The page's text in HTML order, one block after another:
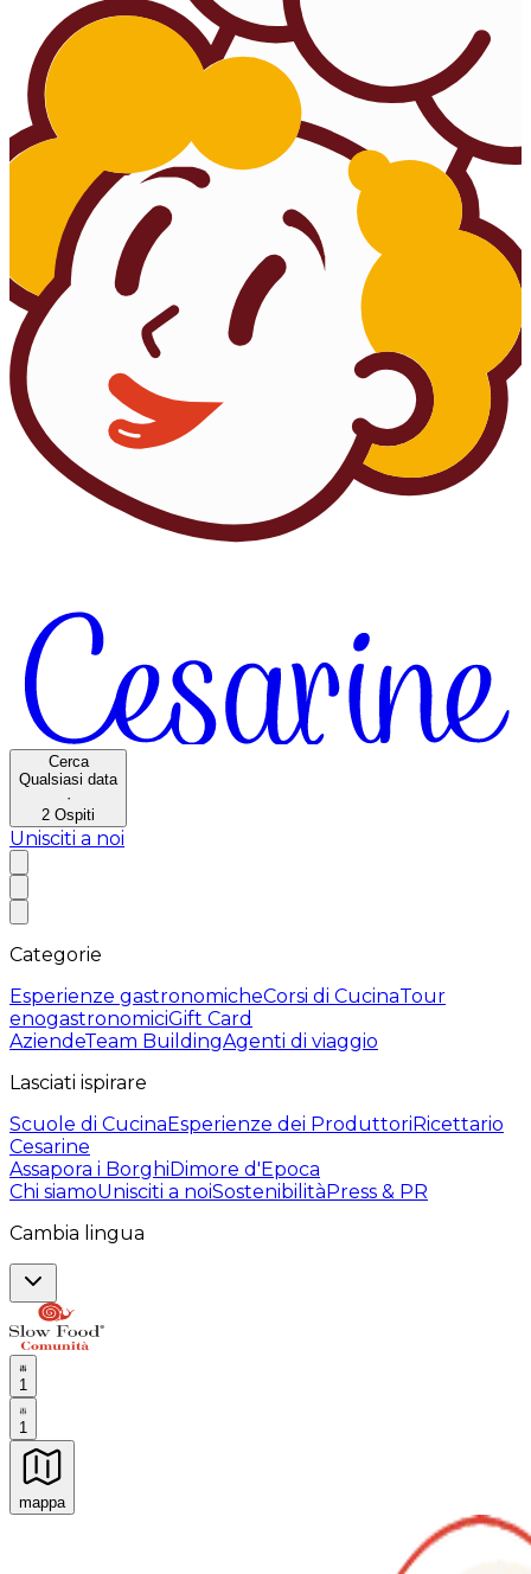
Cerca
Qualsiasi data
·
2 Ospiti
Unisciti a noi
Categorie
Esperienze gastronomicheCorsi di CucinaTour
enogastronomiciGift Card
AziendeTeam BuildingAgenti di viaggio
Lasciati ispirare
Scuole di CucinaEsperienze dei ProduttoriRicettario
Cesarine
Assapora i BorghiDimore d'Epoca
Chi siamoUnisciti a noiSostenibilitàPress & PR
Cambia lingua
1
1
mappa
Esperienze culinarie indimenticabili: Esperienze